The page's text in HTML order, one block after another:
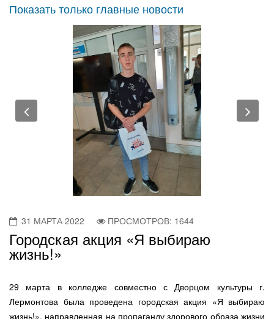
Показать только главные новости
Previous
31 МАРТА 2022 ПРОСМОТРОВ: 1644
Городская акция «Я выбираю
жизнь!»
29 марта в колледже совместно с Дворцом культуры г.
Лермонтова была проведена городская акция «Я выбираю
жизнь!», направленная на пропаганду здорового образа жизни